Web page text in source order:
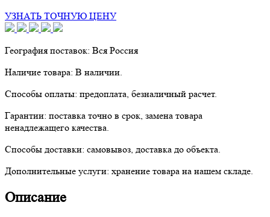
УЗНАТЬ ТОЧНУЮ ЦЕНУ
География поставок: Вся Россия
Наличие товара: В наличии.
Способы оплаты: предоплата, безналичный расчет.
Гарантии: поставка точно в срок, замена товара
ненадлежащего качества.
Способы доставки: самовывоз, доставка до объекта.
Дополнительные услуги: хранение товара на нашем складе.
Описание